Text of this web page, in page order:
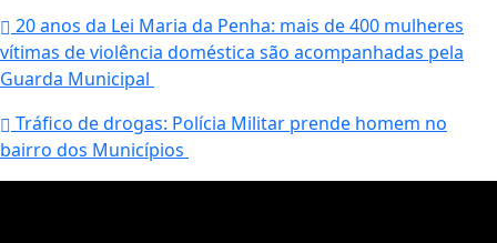
20 anos da Lei Maria da Penha: mais de 400 mulheres
vítimas de violência doméstica são acompanhadas pela
Guarda Municipal
Tráfico de drogas: Polícia Militar prende homem no
bairro dos Municípios